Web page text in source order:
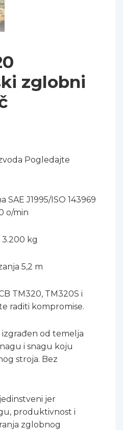
zglobni
Pogledajte
J1995/ISO 143969
o/min
3.200 kg
5,2 m
TM320, TM320S i
raditi kompromise.
izgrađen od temelja
i snagu koju
stroja. Bez
jer
produktivnost i
zglobnog